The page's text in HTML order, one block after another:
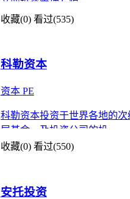
产业投资管理有限
收藏(0) 看过(535)
科勒资本
资本 PE
科勒资本投资于世界各地的
层基金，及投资公司的投
收藏(0) 看过(550)
安托投资